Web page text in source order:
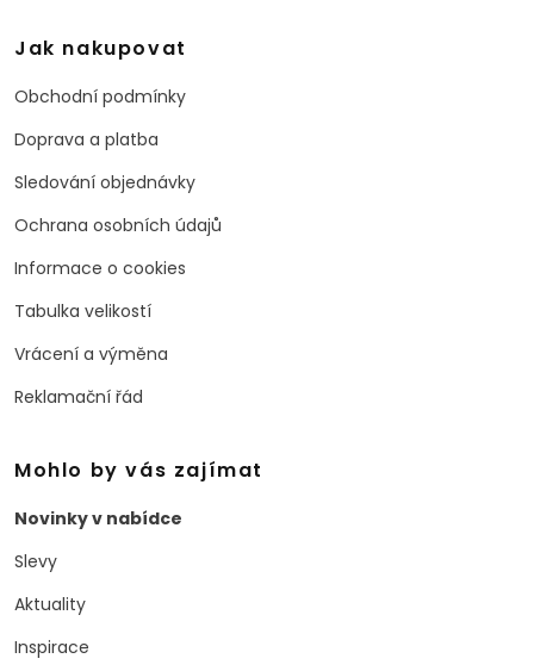
Jak nakupovat
Obchodní podmínky
Doprava a platba
Sledování objednávky
Ochrana osobních údajů
Informace o cookies
Tabulka velikostí
Vrácení a výměna
Reklamační řád
Mohlo by vás zajímat
Novinky v nabídce
Slevy
Aktuality
Inspirace